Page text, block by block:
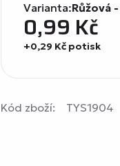
Varianta:Růžová
0,99 Kč
+0,29 Kč potisk
Kód zboží: TYS1904